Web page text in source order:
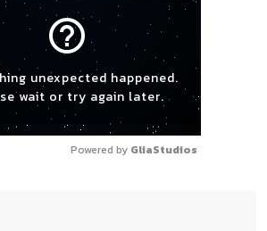
help_outline
unexpected happened.
wait or try again later.
Powered by GliaStudios